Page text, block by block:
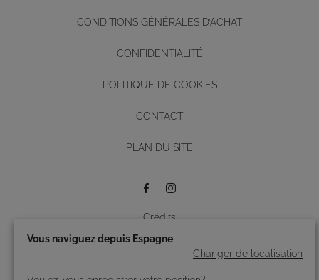
CONDITIONS GÉNÉRALES D’ACHAT
CONFIDENTIALITÉ
POLITIQUE DE COOKIES
CONTACT
PLAN DU SITE
© 2026 Roidal. Tous droits réservés.
Crédits
Diseño y desarrollo web -
Vous naviguez depuis Espagne
Changer de localisation